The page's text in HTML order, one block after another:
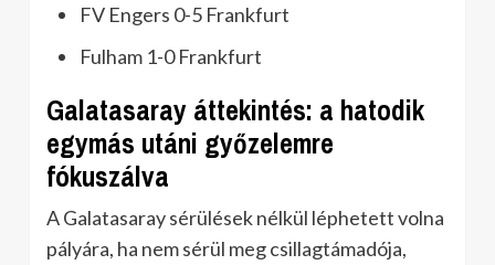
FV Engers 0-5 Frankfurt
Fulham 1-0 Frankfurt
Galatasaray áttekintés: a hatodik
egymás utáni győzelemre
fókuszálva
A Galatasaray sérülések nélkül léphetett volna
pályára, ha nem sérül meg csillagtámadója,